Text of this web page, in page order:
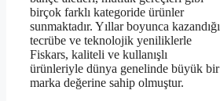
birçok farklı kategoride ürünler
sunmaktadır. Yıllar boyunca kazandığı
tecrübe ve teknolojik yeniliklerle
Fiskars, kaliteli ve kullanışlı
ürünleriyle dünya genelinde büyük bir
marka değerine sahip olmuştur.